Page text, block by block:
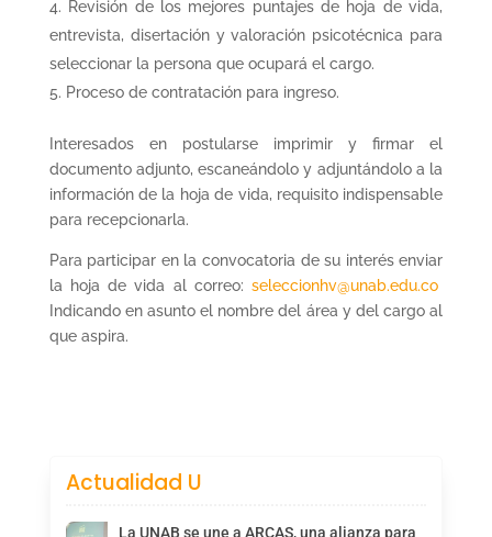
Revisión de los mejores puntajes de hoja de vida,
entrevista, disertación y valoración psicotécnica para
seleccionar la persona que ocupará el cargo.
Proceso de contratación para ingreso.
Interesados en postularse imprimir y firmar el
documento adjunto, escaneándolo y adjuntándolo a la
información de la hoja de vida, requisito indispensable
para recepcionarla.
Para participar en la convocatoria de su interés enviar
la hoja de vida al correo:seleccionhv@unab.edu.co
Indicando en asunto el nombre del área y del cargo al
que aspira.
Actualidad U
La UNAB se une a ARCAS, una alianza para